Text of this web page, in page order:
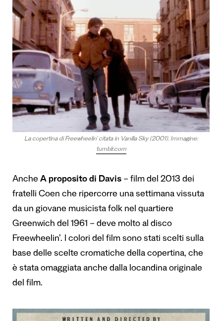
La copertina di Freewheelin’ citata in Vanilla Sky (2001). Immagine:
tumblr.com
Anche A proposito di Davis – film del 2013 dei
fratelli Coen che ripercorre una settimana vissuta
da un giovane musicista folk nel quartiere
Greenwich del 1961 – deve molto al disco
Freewheelin’. I colori del film sono stati scelti sulla
base delle scelte cromatiche della copertina, che
è stata omaggiata anche dalla locandina originale
del film.